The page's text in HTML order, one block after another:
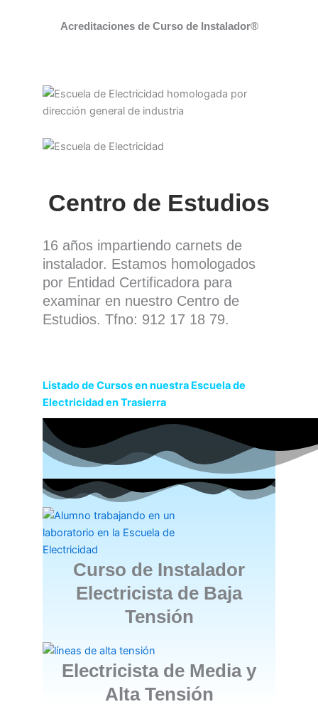
Acreditaciones de Curso de Instalador®
Centro de Estudios
16 años impartiendo carnets de
instalador. Estamos homologados
por Entidad Certificadora para
examinar en nuestro Centro de
Estudios. Tfno: 912 17 18 79.
Listado de Cursos en nuestra Escuela de
Electricidad en Trasierra
Curso de Instalador
Electricista de Baja
Tensión
Electricista de Media y
Alta Tensión